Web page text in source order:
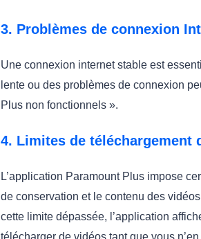
3. Problèmes de connexion
Une connexion internet stable est
lente ou des problèmes de connexion
Plus non fonctionnels ».
4. Limites de téléchargement
L’application Paramount Plus impose
de conservation et le contenu des
cette limite dépassée, l’application
télécharger de vidéos tant que vous